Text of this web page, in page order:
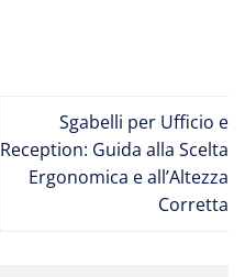
Sgabelli per Ufficio e
Reception: Guida alla Scelta
Ergonomica e all’Altezza
Corretta